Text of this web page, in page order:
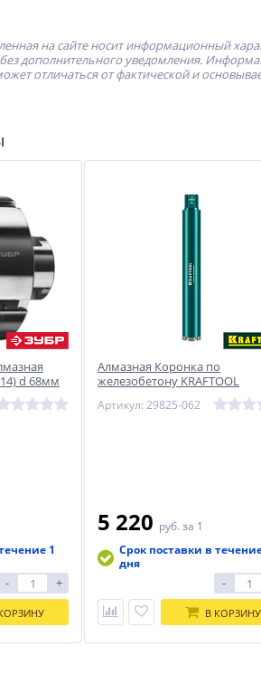
на сайте носит информационный
дополнительного уведомления.
отличаться от фактической и
d 68мм
Сп
1
- +
Алмазная Коронка по
железобетону KRAFTOOL
Артикул: 29825-062
5 220 руб. за 1
Срок поставки в
дня
-
В КОРЗИНУ